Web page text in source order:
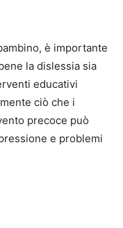
è importante
la dislessia sia
educativi
ciò che i
precoce può
e problemi